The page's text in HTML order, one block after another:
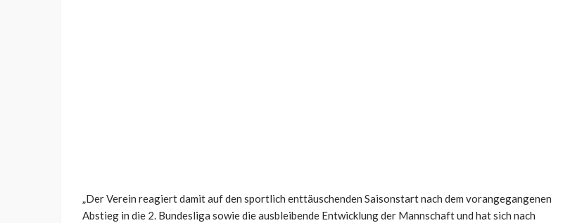
„Der Verein reagiert damit auf den sportlich enttäuschenden Saisonstart nach dem vorangegangenen
Abstieg in die 2. Bundesliga sowie die ausbleibende Entwicklung der Mannschaft und hat sich nach